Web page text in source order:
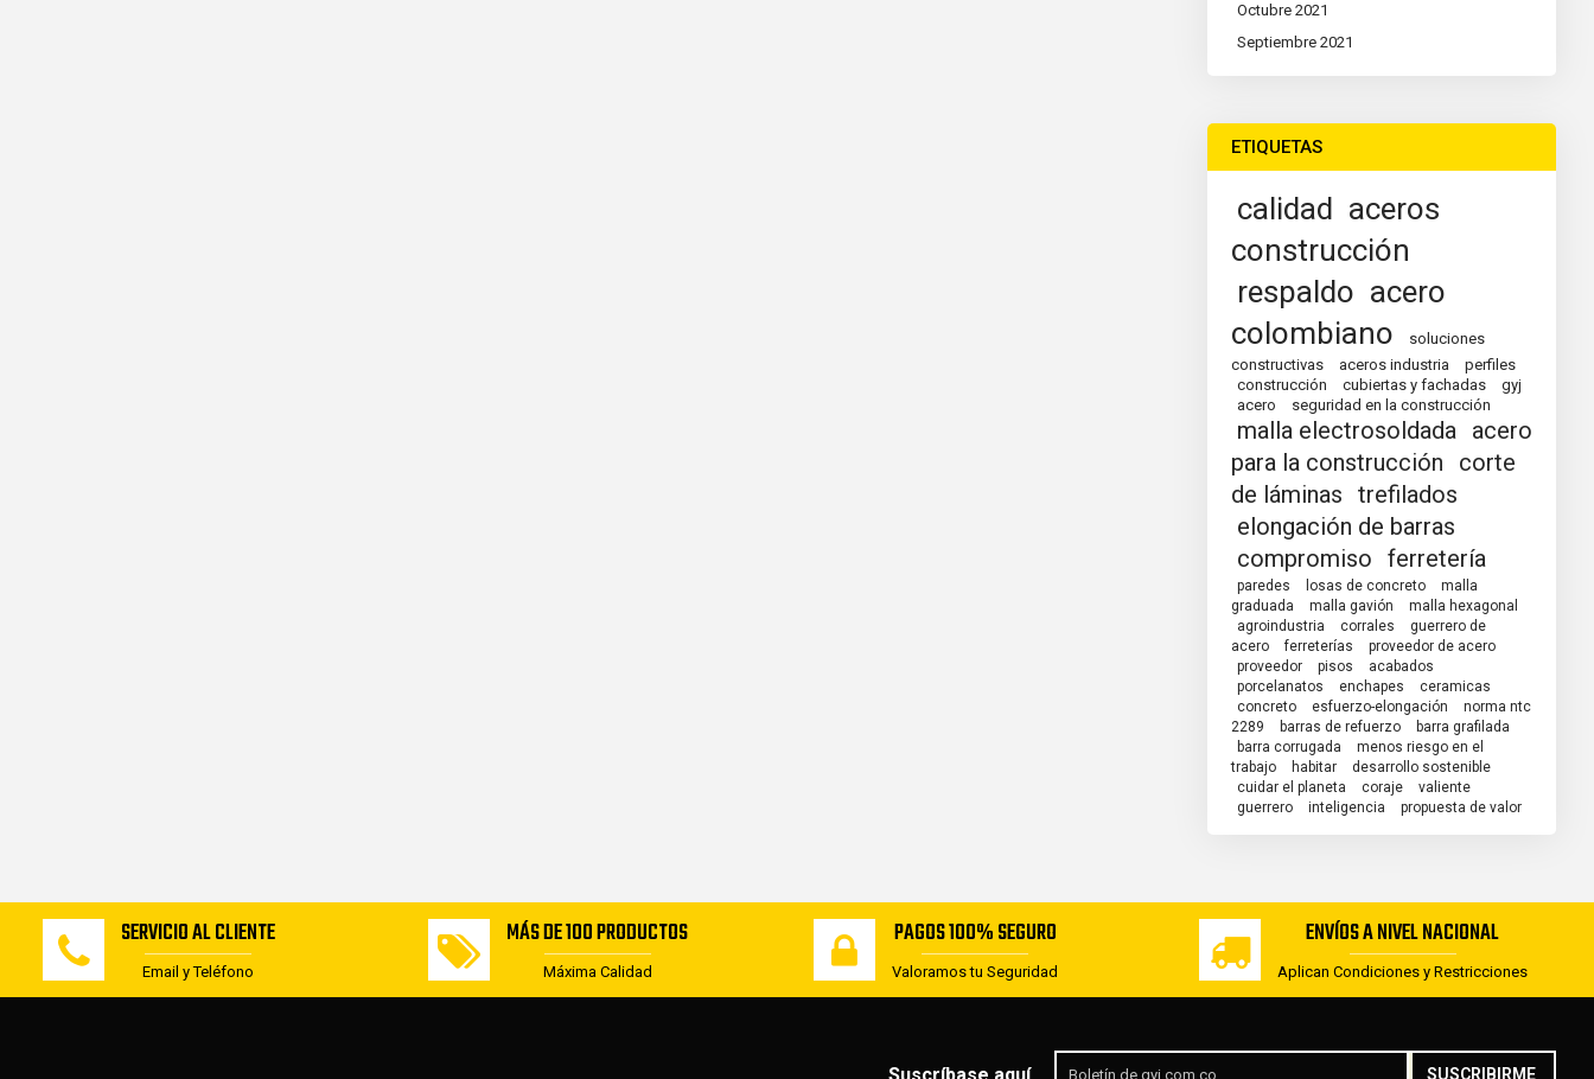
Octubre 2021
Septiembre 2021
ETIQUETAS
calidad aceros
construcción
respaldo acero
colombiano
soluciones
constructivas
aceros industria
perfiles
construcción
cubiertas y fachadas
gyj
acero
seguridad en la construcción
malla electrosoldada
acero
para la construcción
corte
de láminas trefilados
elongación de barras
compromiso ferretería
paredes losas de concreto
malla
graduada
malla gavión
malla hexagonal
agroindustria
corrales
guerrero de
acero
ferreterías
proveedor de acero
proveedor
pisos
acabados
porcelanatos
enchapes
ceramicas
concreto
esfuerzo-elongación
norma ntc
2289
barras de refuerzo
barra grafilada
barra corrugada
menos riesgo en el
trabajo
habitar
desarrollo sostenible
cuidar el planeta
coraje
valiente
guerrero
inteligencia propuesta de valor
SERVICIO AL CLIENTE
Email y Teléfono
MÁS DE 100 PRODUCTOS
Máxima Calidad
PAGOS 100% SEGURO
Valoramos tu Seguridad
ENVÍOS A NIVEL NACIONAL
Aplican Condiciones y Restricciones
SUSCRIBIRME